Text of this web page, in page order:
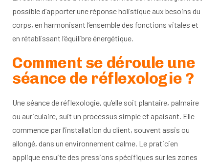
possible d’apporter une réponse holistique aux besoins du
corps, en harmonisant l’ensemble des fonctions vitales et
en rétablissant l’équilibre énergétique.
Comment se déroule une
séance de réflexologie ?
Une séance de réflexologie, qu’elle soit plantaire, palmaire
ou auriculaire, suit un processus simple et apaisant. Elle
commence par l’installation du client, souvent assis ou
allongé, dans un environnement calme. Le praticien
applique ensuite des pressions spécifiques sur les zones